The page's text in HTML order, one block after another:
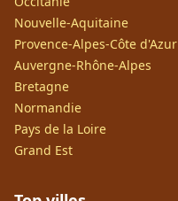
Nouvelle-Aquitaine
Provence-Alpes-Côte d'Azur
Auvergne-Rhône-Alpes
Bretagne
Normandie
Pays de la Loire
Grand Est